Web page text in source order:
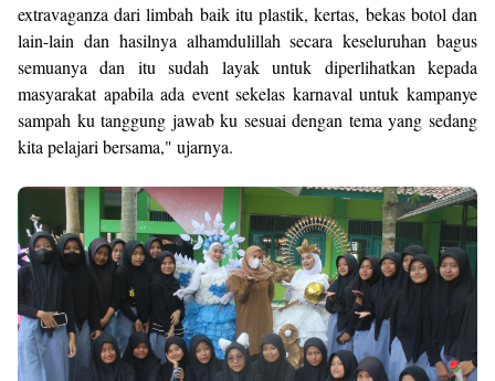
extravaganza dari limbah baik itu plastik, kertas, bekas botol dan
lain-lain dan hasilnya alhamdulillah secara keseluruhan bagus
semuanya dan itu sudah layak untuk diperlihatkan kepada
masyarakat apabila ada event sekelas karnaval untuk kampanye
sampah ku tanggung jawab ku sesuai dengan tema yang sedang
kita pelajari bersama," ujarnya.